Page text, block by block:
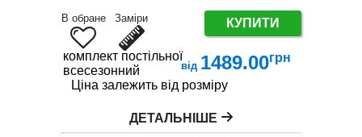
В обране Заміри КУПИТИ
комплект постільної білизни
всесезонний
від 1489.00грн
Ціна залежить від розміру
ДЕТАЛЬНІШЕ